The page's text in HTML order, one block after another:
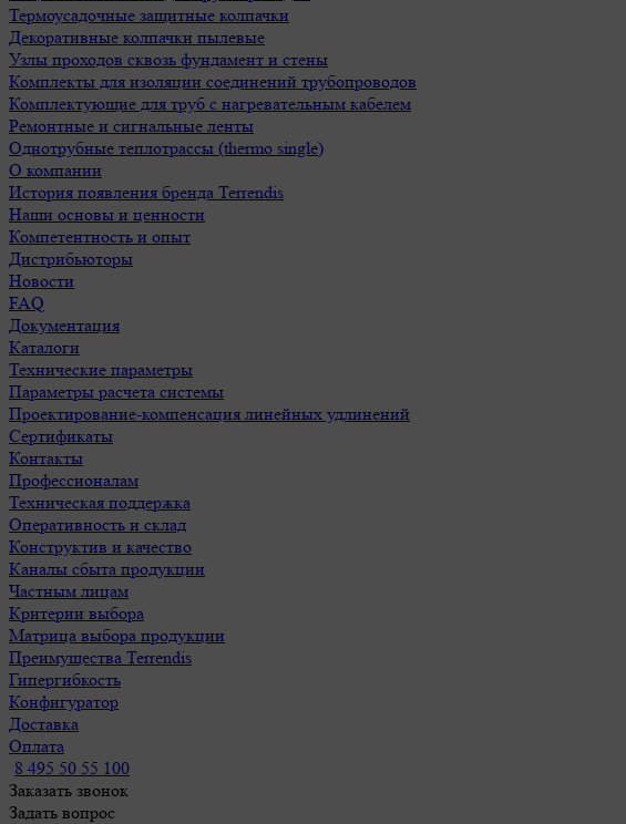
Термоусадочные защитные колпачки
Декоративные колпачки пылевые
Узлы проходов сквозь фундамент и стены
Комплекты для изоляции соединений трубопроводов
Комплектующие для труб с нагревательным кабелем
Ремонтные и сигнальные ленты
Однотрубные теплотрассы (thermo single)
О компании
История появления бренда Terrendis
Наши основы и ценности
Компетентность и опыт
Дистрибьюторы
Новости
FAQ
Документация
Каталоги
Технические параметры
Параметры расчета системы
Проектирование-компенсация линейных удлинений
Сертификаты
Контакты
Профессионалам
Техническая поддержка
Оперативность и склад
Конструктив и качество
Каналы сбыта продукции
Частным лицам
Критерии выбора
Матрица выбора продукции
Преимущества Terrendis
Гипергибкость
Конфигуратор
Доставка
Оплата
8 495 50 55 100
Заказать звонок
Задать вопрос